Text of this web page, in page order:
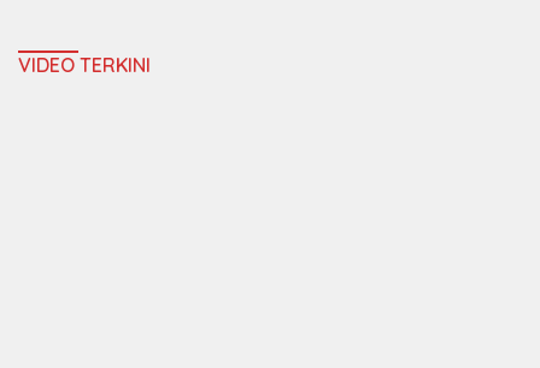
VIDEO TERKINI